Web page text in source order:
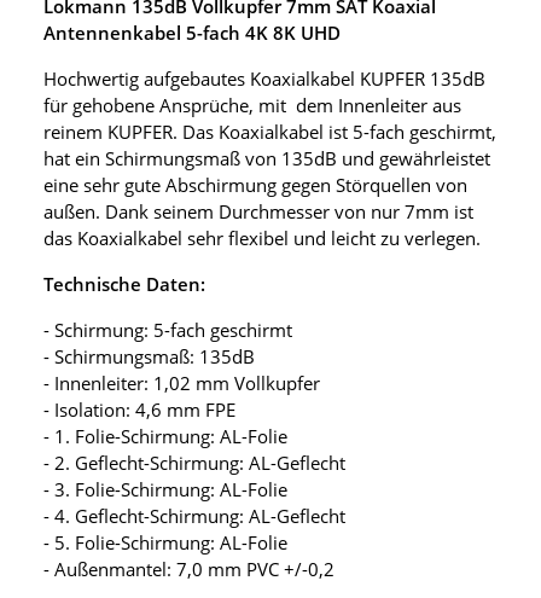
Lokmann 135dB Vollkupfer 7mm SAT Koaxial
Antennenkabel 5-fach 4K 8K UHD
Hochwertig aufgebautes Koaxialkabel KUPFER 135dB
für gehobene Ansprüche, mit dem Innenleiter aus
reinem KUPFER. Das Koaxialkabel ist 5-fach geschirmt,
hat ein Schirmungsmaß von 135dB und gewährleistet
eine sehr gute Abschirmung gegen Störquellen von
außen. Dank seinem Durchmesser von nur 7mm ist
das Koaxialkabel sehr flexibel und leicht zu verlegen.
Technische Daten:
- Schirmung: 5-fach geschirmt
- Schirmungsmaß: 135dB
- Innenleiter: 1,02 mm Vollkupfer
- Isolation: 4,6 mm FPE
- 1. Folie-Schirmung: AL-Folie
- 2. Geflecht-Schirmung: AL-Geflecht
- 3. Folie-Schirmung: AL-Folie
- 4. Geflecht-Schirmung: AL-Geflecht
- 5. Folie-Schirmung: AL-Folie
- Außenmantel: 7,0 mm PVC +/-0,2